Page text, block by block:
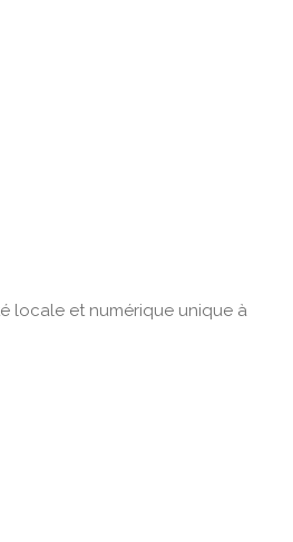
locale et numérique unique à